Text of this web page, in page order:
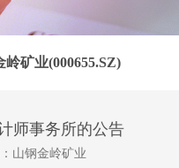
岭矿业(000655.SZ)
师事务所的公告
山钢金岭矿业